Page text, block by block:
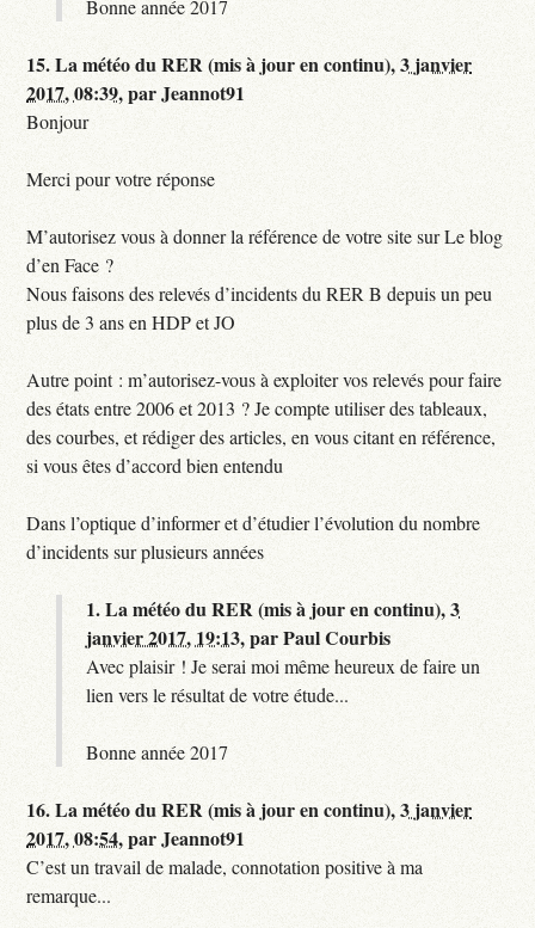
Bonne année 2017
15.La météo du RER (mis à jour en continu),3 janvier
2017, 08:39,parJeannot91
Bonjour
Merci pour votre réponse
M’autorisez vous à donner la référence de votre site sur Le blog
d’en Face ?
Nous faisons des relevés d’incidents du RER B depuis un peu
plus de 3 ans en HDP et JO
Autre point : m’autorisez-vous à exploiter vos relevés pour faire
des états entre 2006 et 2013 ? Je compte utiliser des tableaux,
des courbes, et rédiger des articles, en vous citant en référence,
si vous êtes d’accord bien entendu
Dans l’optique d’informer et d’étudier l’évolution du nombre
d’incidents sur plusieurs années
1.La météo du RER (mis à jour en continu),3
janvier 2017, 19:13,parPaul Courbis
Avec plaisir ! Je serai moi même heureux de faire un
lien vers le résultat de votre étude...
Bonne année 2017
16.La météo du RER (mis à jour en continu),3 janvier
2017, 08:54,parJeannot91
C’est un travail de malade, connotation positive à ma
remarque...